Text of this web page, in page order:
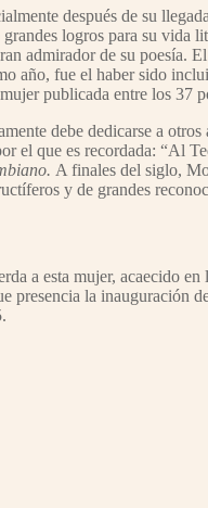
después de su
grandes logros para su
admirador de su poesía.
año, fue el haber sido
publicada entre los 37
debe dedicarse a
el que es recordada: “Al
A finales del siglo,
y de grandes
a esta mujer, acaecido
presencia la inauguración